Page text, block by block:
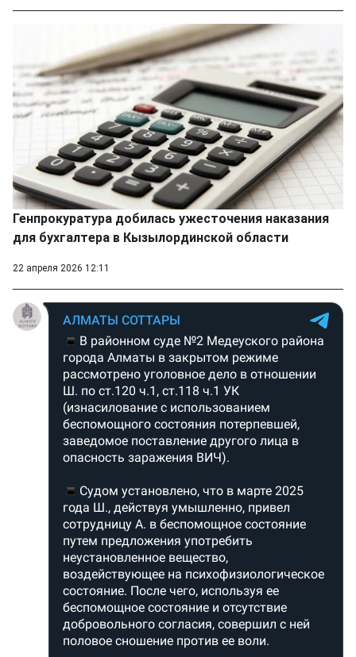
Генпрокуратура добилась ужесточения наказания
для бухгалтера в Кызылординской области
22 апреля 2026 12:11